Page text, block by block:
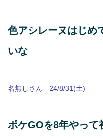
色アシレーヌはじめ
いな
名無しさん 24/8/31(土)
ポケGOを8年やって